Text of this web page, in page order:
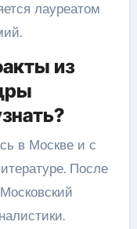
лауреатом
из
в Москве и с
После